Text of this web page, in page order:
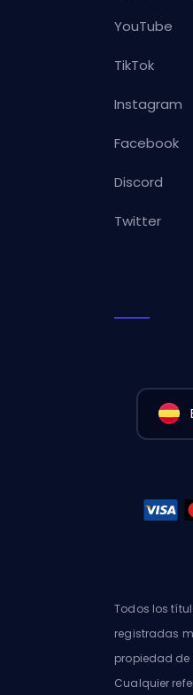
YouTube
TikTok
Instagram
Facebook
Discord
Twitter
Todos los
registradas
propiedad de
Cualquier